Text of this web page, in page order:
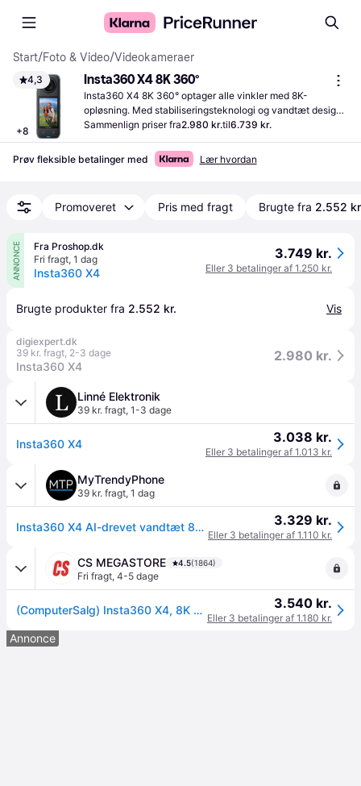
Start/Foto & Video/Videokameraer
4,3
+8
Insta360 X4 8K 360°
Insta360 X4 8K 360° optager alle vinkler med 8K-
opløsning. Med stabiliseringsteknologi og vandtæt design
er den velegnet til udendørs brug.
Sammenlign priser fra2.980 kr.til6.739 kr.
Prøv fleksible betalinger med Lær hvordan
Promoveret Pris med fragt Brugte fra 2.552
ANNONCE
Fra Proshop.dk
Fri fragt, 1 dag
Insta360 X4
3.749 kr.
Eller 3 betalinger af 1.250 kr.
Brugte produkter fra 2.552 kr. Vis
digiexpert.dk
39 kr. fragt, 2-3 dage
Insta360 X4
2.980 kr.
Linné Elektronik
39 kr. fragt, 1-3 dage
Insta360 X4 3.038 kr.
Eller 3 betalinger af 1.013 kr.
MyTrendyPhone
39 kr. fragt, 1 dag
Insta360 X4 AI-drevet vandtæt 8K-action kamera – sort 3.329 kr.
Eller 3 betalinger af 1.110 kr.
CS MEGASTORE 4.5(1864)
Fri fragt, 4-5 dage
(ComputerSalg) Insta360 X4, 8K Ultra HD, 72 MP, CMOS, 120 fps, Wi-Fi, Bluetooth 3.540 kr.
Eller 3 betalinger af 1.180 kr.
Annonce